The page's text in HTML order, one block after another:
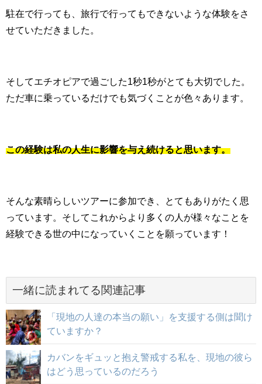
駐在で行っても、旅行で行ってもできないような体験をさ
せていただきました。
そしてエチオピアで過ごした1秒1秒がとても大切でした。
ただ車に乗っているだけでも気づくことが色々あります。
この経験は私の人生に影響を与え続けると思います。
そんな素晴らしいツアーに参加でき、とてもありがたく思
っています。そしてこれからより多くの人が様々なことを
経験できる世の中になっていくことを願っています！
一緒に読まれてる関連記事
「現地の人達の本当の願い」を支援する側は聞け
ていますか？
カバンをギュッと抱え警戒する私を、現地の彼ら
はどう思っているのだろう